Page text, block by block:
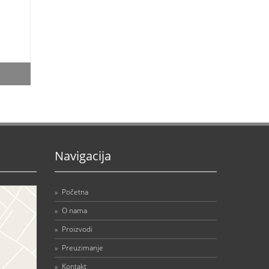
Navigacija
» Početna
» O nama
» Proizvodi
» Preuzimanje
» Kontakt